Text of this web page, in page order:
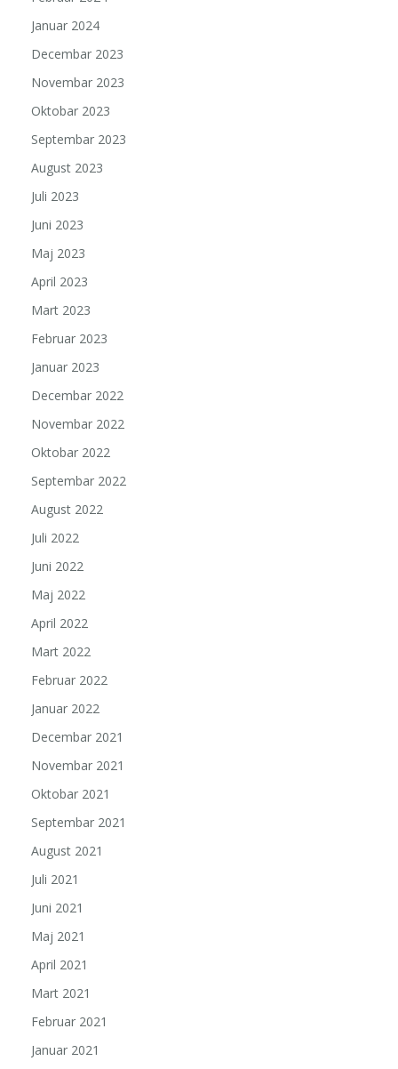
Januar 2024
Decembar 2023
Novembar 2023
Oktobar 2023
Septembar 2023
August 2023
Juli 2023
Juni 2023
Maj 2023
April 2023
Mart 2023
Februar 2023
Januar 2023
Decembar 2022
Novembar 2022
Oktobar 2022
Septembar 2022
August 2022
Juli 2022
Juni 2022
Maj 2022
April 2022
Mart 2022
Februar 2022
Januar 2022
Decembar 2021
Novembar 2021
Oktobar 2021
Septembar 2021
August 2021
Juli 2021
Juni 2021
Maj 2021
April 2021
Mart 2021
Februar 2021
Januar 2021